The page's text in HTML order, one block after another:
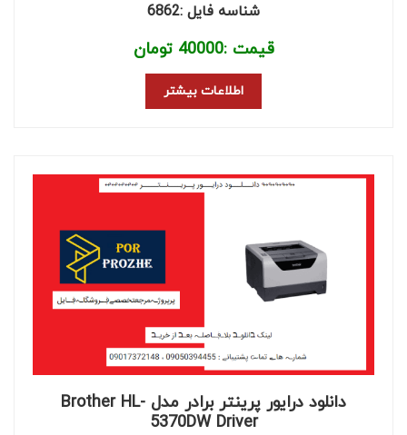
شناسه فایل :6862
قیمت :40000 تومان
اطلاعات بیشتر
دانلود درایور پرینتر برادر مدل Brother HL-
5370DW Driver